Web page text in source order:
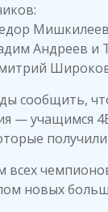
Андреев и
сообщить,
— учащимся
всех
новых